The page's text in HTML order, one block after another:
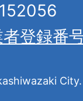
登録番